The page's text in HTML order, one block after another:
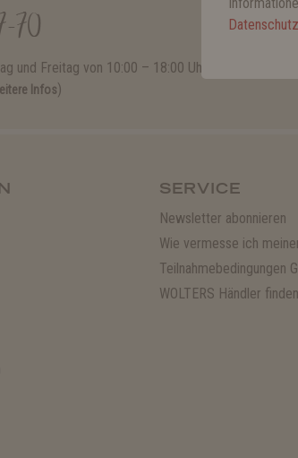
70
und Freitag von 10:00 – 18:00 Uhr und am Samstag
Infos)
SERVICE
Newsletter abonnieren
Wie vermesse ich
Teilnahmebedingungen
WOLTERS Händler finden